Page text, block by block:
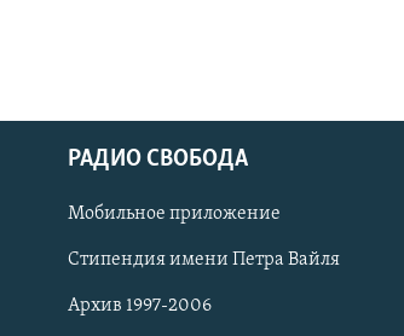
СОЦИАЛЬНЫЕ СЕТИ
РАДИО СВОБОДА
Мобильное приложение
Стипендия имени Петра Вайля
Архив 1997-2006